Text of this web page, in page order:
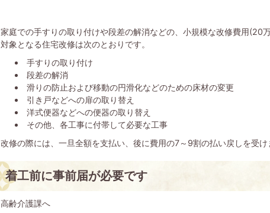
家庭での手すりの取り付けや段差の解消などの、小規模な改修費用(20
対象となる住宅改修は次のとおりです。
手すりの取り付け
段差の解消
滑りの防止および移動の円滑化などのための床材の変更
引き戸などへの扉の取り替え
洋式便器などへの便器の取り替え
その他、各工事に付帯して必要な工事
改修の際には、一旦全額を支払い、後に費用の7～9割の払い戻しを受け
着工前に事前届が必要です
高齢介護課へ